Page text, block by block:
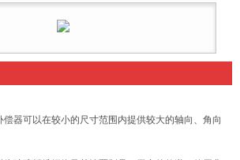
偿器可以在较小的尺寸范围内提供较大的轴向、角向